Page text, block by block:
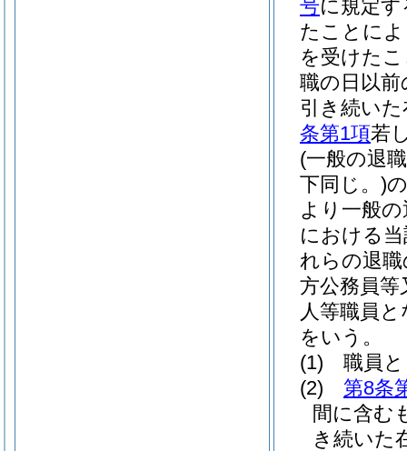
号に規定
たことに
を受けた
職の日以
引き続い
条第1項若
(一般の退
下同じ。)
より一般
における
れらの退
方公務員等
人等職員
をいう。
(1)
職員
(2)
第8条
間に含む
き続いた